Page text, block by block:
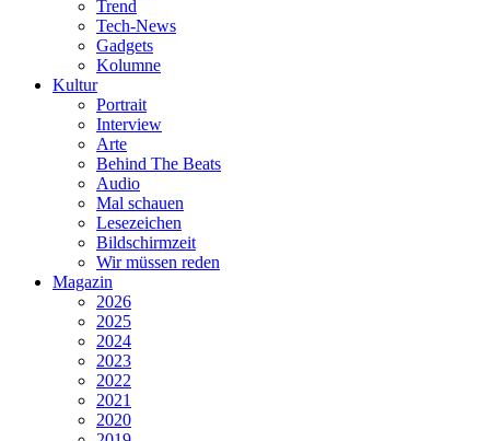
Trend
Tech-News
Gadgets
Kolumne
Kultur
Portrait
Interview
Arte
Behind The Beats
Audio
Mal schauen
Lesezeichen
Bildschirmzeit
Wir müssen reden
Magazin
2026
2025
2024
2023
2022
2021
2020